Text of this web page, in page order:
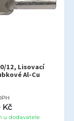
12, Lisovací
Al-Cu
Kč
u dodavatele